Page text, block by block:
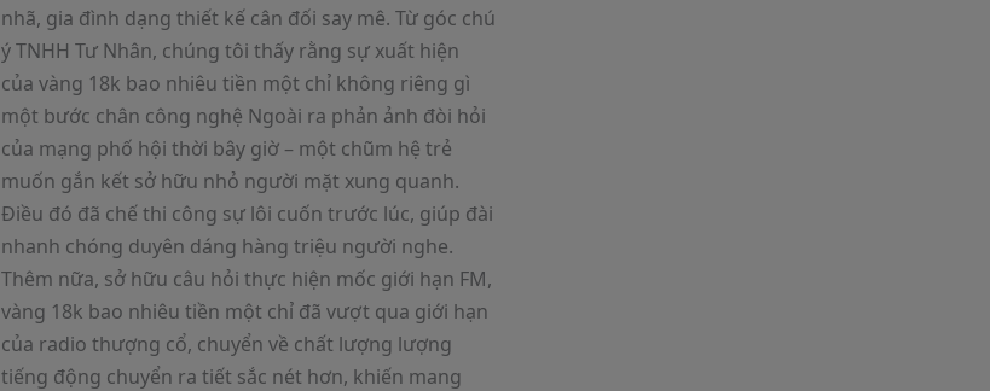
nhã, gia đình dạng thiết kế cân đối say mê. Từ góc chú
ý TNHH Tư Nhân, chúng tôi thấy rằng sự xuất hiện
của vàng 18k bao nhiêu tiền một chỉ không riêng gì
một bước chân công nghệ Ngoài ra phản ảnh đòi hỏi
của mạng phố hội thời bây giờ – một chũm hệ trẻ
muốn gắn kết sở hữu nhỏ người mặt xung quanh.
Điều đó đã chế thi công sự lôi cuốn trước lúc, giúp đài
nhanh chóng duyên dáng hàng triệu người nghe.
Thêm nữa, sở hữu câu hỏi thực hiện mốc giới hạn FM,
vàng 18k bao nhiêu tiền một chỉ đã vượt qua giới hạn
của radio thượng cổ, chuyển về chất lượng lượng
tiếng động chuyển ra tiết sắc nét hơn, khiến mang